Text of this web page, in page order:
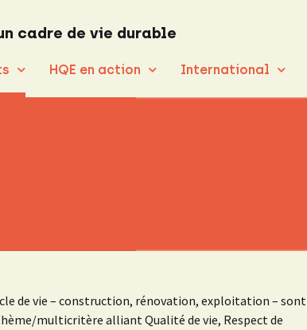
cadre de vie durable
HQE en action International
de vie – construction, rénovation, exploitation – sont
multicritère alliant Qualité de vie, Respect de